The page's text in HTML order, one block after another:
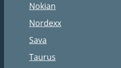
Nokian
Nordexx
Sava
Taurus